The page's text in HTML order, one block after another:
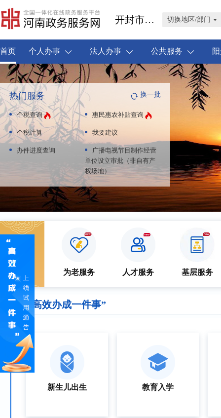
开封市顺河回族区 切换地区/部门
首页 个人办事 法人办事 公共服务
热门服务 换一批
个税查询
惠民惠农补贴查询
个税计算
我要建议
办件进度查询
广播电视节目制作经营
单位设立审批（非自有产
权场地）
特色
服务
防疫专区 为老服务 人才服务 基层服务
“高效办成一件事”
新生儿出生 教育入学